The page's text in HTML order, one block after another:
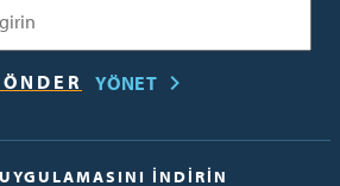
YÖNET
İNDIRIN